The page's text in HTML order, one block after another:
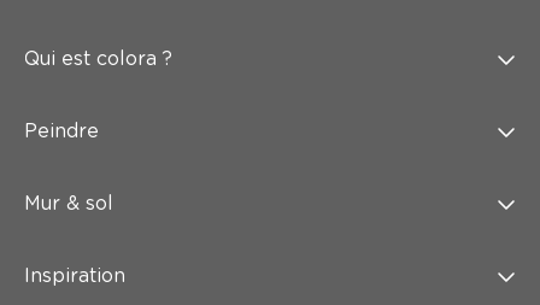
Qui est colora ?
Peindre
Mur & sol
Inspiration